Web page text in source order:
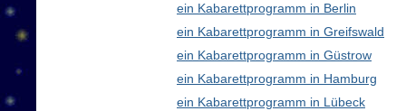
ein Kabarettprogramm in Berlin
ein Kabarettprogramm in Greifswald
ein Kabarettprogramm in Güstrow
ein Kabarettprogramm in Hamburg
ein Kabarettprogramm in Lübeck